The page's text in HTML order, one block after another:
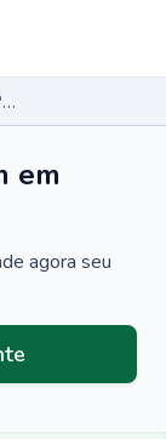
Ecografia Ultrassom em Palhoça - SC
em
agora seu